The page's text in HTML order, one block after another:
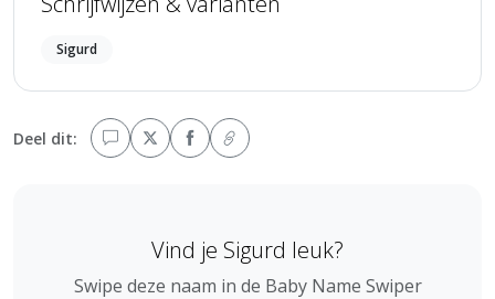
Sigurd
Deel dit:
Vind je Sigurd leuk?
Swipe deze naam in de Baby Name Swiper